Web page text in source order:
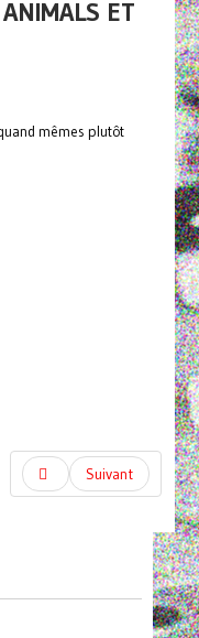
ET
mêmes plutôt
Suivant